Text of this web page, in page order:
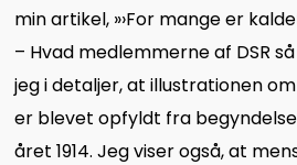
min artikel, »›For mange er
– Hvad medlemmerne af DSR
jeg i detaljer, at illustrationen
er blevet opfyldt fra
året 1914. Jeg viser også, at